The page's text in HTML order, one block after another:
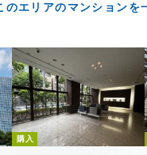
のエリアのマンションを
購入